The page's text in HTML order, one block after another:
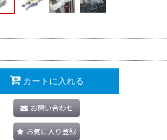
カートに入れる
お問い合わせ
お気に入り登録